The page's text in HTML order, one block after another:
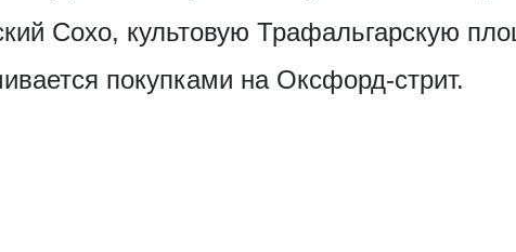
Сохо, культовую Трафальгарскую
покупками на Оксфорд-стрит.